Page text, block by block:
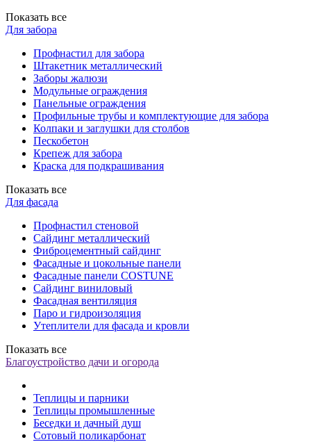
Показать все
Для забора
Профнастил для забора
Штакетник металлический
Заборы жалюзи
Модульные ограждения
Панельные ограждения
Профильные трубы и комплектующие для забора
Колпаки и заглушки для столбов
Пескобетон
Крепеж для забора
Краска для подкрашивания
Показать все
Для фасада
Профнастил стеновой
Сайдинг металлический
Фиброцементный сайдинг
Фасадные и цокольные панели
Фасадные панели COSTUNE
Сайдинг виниловый
Фасадная вентиляция
Паро и гидроизоляция
Утеплители для фасада и кровли
Показать все
Благоустройство дачи и огорода
Теплицы и парники
Теплицы промышленные
Беседки и дачный душ
Сотовый поликарбонат